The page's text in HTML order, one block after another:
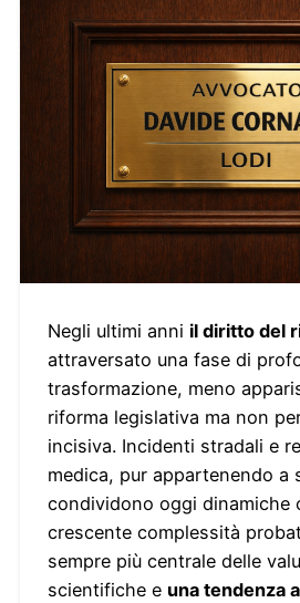
Negli ultimi anni il diritto del
attraversato una fase di
trasformazione, meno
riforma legislativa ma non
incisiva. Incidenti stradali e
medica, pur appartenendo a
condividono oggi dinamiche
crescente complessità
sempre più centrale delle
scientifiche e una tendenza